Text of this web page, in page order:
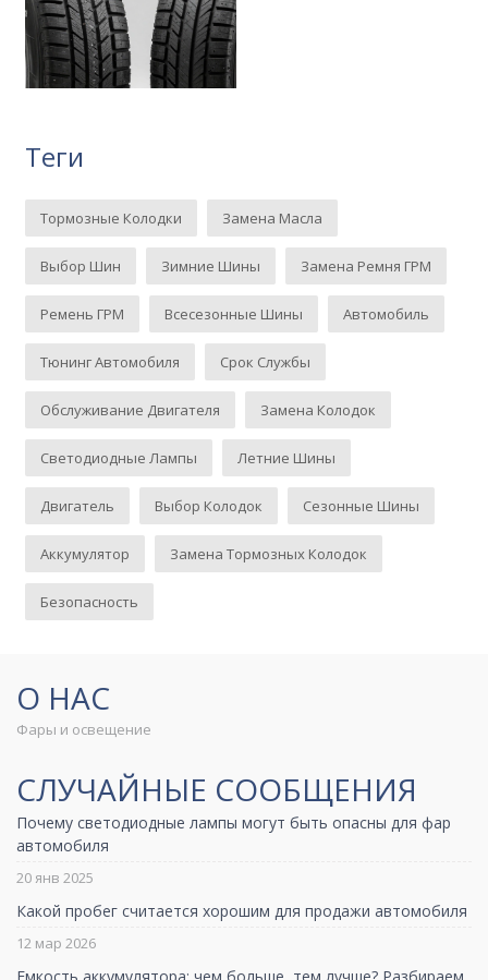
Теги
Тормозные Колодки Замена Масла
Выбор Шин Зимние Шины Замена Ремня ГРМ
Ремень ГРМ Всесезонные Шины Автомобиль
Тюнинг Автомобиля Срок Службы
Обслуживание Двигателя Замена Колодок
Светодиодные Лампы Летние Шины
Двигатель Выбор Колодок Сезонные Шины
Аккумулятор Замена Тормозных Колодок
Безопасность
О НАС
Фары и освещение
СЛУЧАЙНЫЕ СООБЩЕНИЯ
Почему светодиодные лампы могут быть опасны для фар
автомобиля
20 янв 2025
Какой пробег считается хорошим для продажи автомобиля
12 мар 2026
Емкость аккумулятора: чем больше, тем лучше? Разбираем